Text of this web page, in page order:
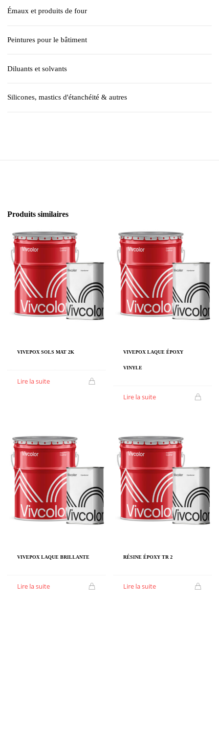
Émaux et produits de four
Peintures pour le bâtiment
Diluants et solvants
Silicones, mastics d'étanchéité & autres
Produits similaires
VIVEPOX SOLS MAT 2K
Lire la suite
VIVEPOX LAQUE ÉPOXY
VINYLE
Lire la suite
VIVEPOX LAQUE BRILLANTE
Lire la suite
RÉSINE ÉPOXY TR 2
Lire la suite